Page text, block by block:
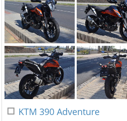
KTM 390 Adventure